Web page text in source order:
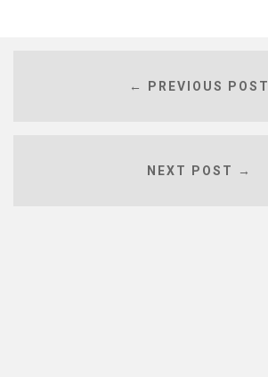
← PREVIOUS POST
NEXT POST →